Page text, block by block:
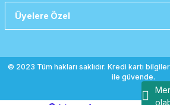
Üyelere Özel
© 2023 Tüm hakları saklıdır. Kredi kartı
ile güvende.